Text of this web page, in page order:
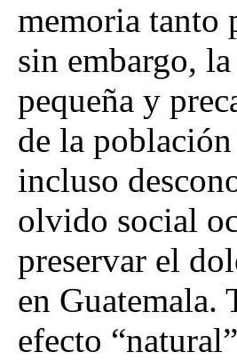
memoria tanto
sin embargo,
pequeña y
de la
incluso
olvido social
preservar el
en Guatemala.
efecto